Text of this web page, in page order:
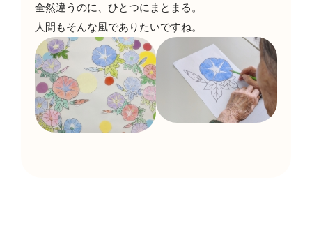
全然違うのに、ひとつにまとまる。
人間もそんな風でありたいですね。